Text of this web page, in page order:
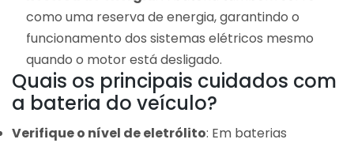
como uma reserva de energia, garantindo o
funcionamento dos sistemas elétricos mesmo
quando o motor está desligado.
Quais os principais cuidados com
a bateria do veículo?
Verifique o nível de eletrólito: Em baterias